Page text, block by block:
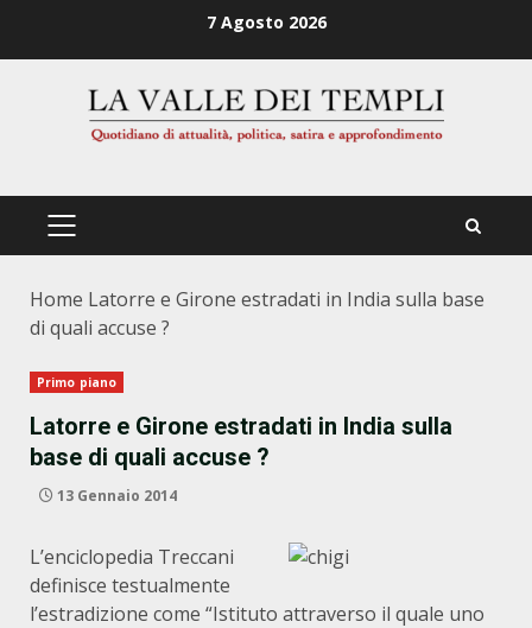
7 Agosto 2026
PRIMÄRES
Home Latorre e Girone estradati in India sulla base
di quali accuse ?
Primo piano
Latorre e Girone estradati in India sulla
base di quali accuse ?
13 Gennaio 2014
L’enciclopedia Treccani
definisce testualmente
l’estradizione come “Istituto attraverso il quale uno